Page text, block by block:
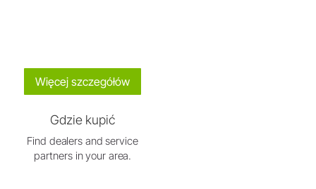
Więcej szczegółów
Gdzie kupić
Find dealers and service
partners in your area.